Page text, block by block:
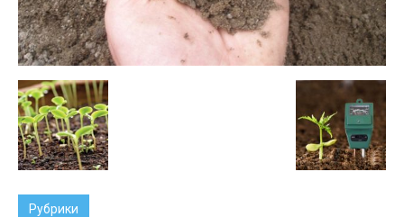
Рубрики